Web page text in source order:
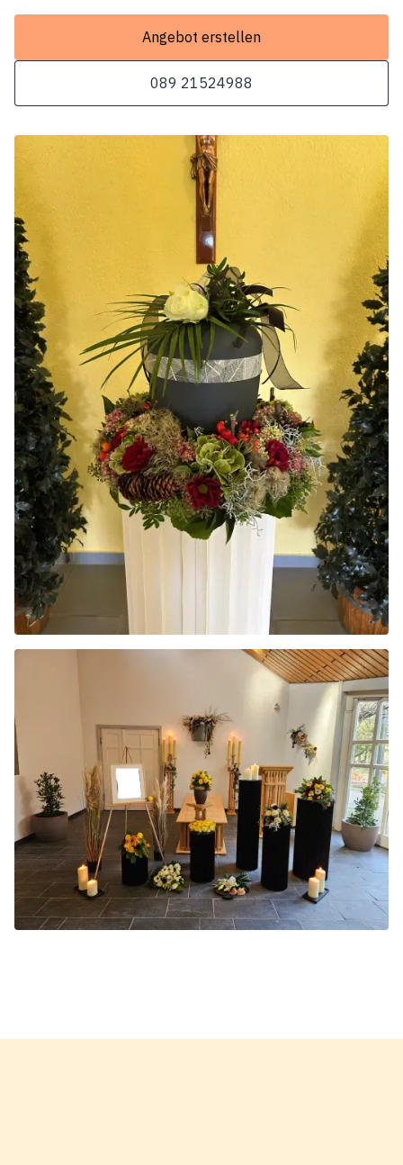
Angebot erstellen
089 21524988